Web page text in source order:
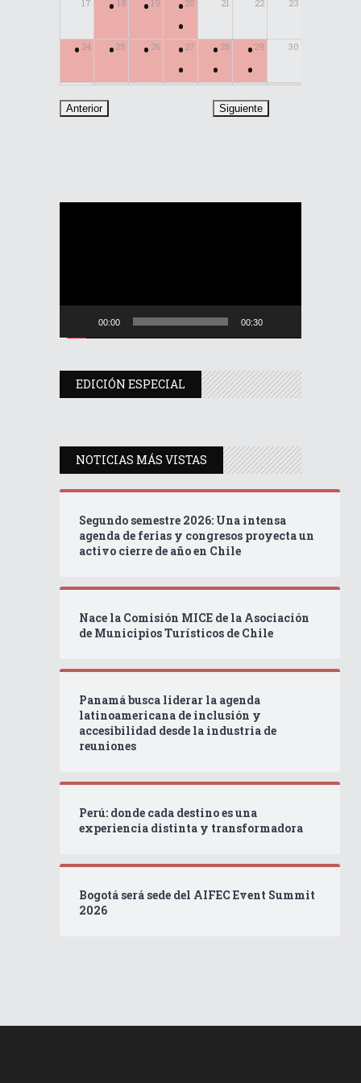
17 18
• 19
• 20
•
•
21 22 23
24
• 25
• 26
• 27
•
•
28
•
•
29
•
•
30
00:00 00:30
EDICIÓN ESPECIAL
NOTICIAS MÁS VISTAS
Segundo semestre 2026: Una intensa
agenda de ferias y congresos proyecta un
activo cierre de año en Chile
Nace la Comisión MICE de la Asociación
de Municipios Turísticos de Chile
Panamá busca liderar la agenda
latinoamericana de inclusión y
accesibilidad desde la industria de
reuniones
Perú: donde cada destino es una
experiencia distinta y transformadora
Bogotá será sede del AIFEC Event Summit
2026